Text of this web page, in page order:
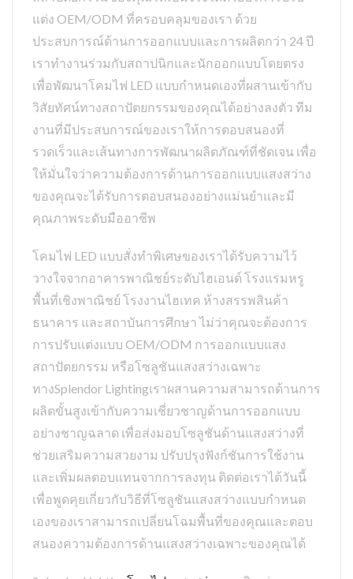
แต่ง OEM/ODM ที่ครอบคลุมของเรา ด้วย
ประสบการณ์ด้านการออกแบบและการผลิตกว่า 24 ปี
เราทำงานร่วมกับสถาปนิกและนักออกแบบโดยตรง
เพื่อพัฒนาโคมไฟ LED แบบกำหนดเองที่ผสานเข้ากับ
วิสัยทัศน์ทางสถาปัตยกรรมของคุณได้อย่างลงตัว ทีม
งานที่มีประสบการณ์ของเราให้การตอบสนองที่
รวดเร็วและเส้นทางการพัฒนาผลิตภัณฑ์ที่ชัดเจน เพื่อ
ให้มั่นใจว่าความต้องการด้านการออกแบบแสงสว่าง
ของคุณจะได้รับการตอบสนองอย่างแม่นยำและมี
คุณภาพระดับมืออาชีพ
โคมไฟ LED แบบสั่งทำพิเศษของเราได้รับความไว้
วางใจจากอาคารพาณิชย์ระดับไฮเอนด์ โรงแรมหรู
พื้นที่เชิงพาณิชย์ โรงงานไฮเทค ห้างสรรพสินค้า
ธนาคาร และสถาบันการศึกษา ไม่ว่าคุณจะต้องการ
การปรับแต่งแบบ OEM/ODM การออกแบบแสง
สถาปัตยกรรม หรือโซลูชันแสงสว่างเฉพาะ
ทางSplendor Lightingเราผสานความสามารถด้านการ
ผลิตขั้นสูงเข้ากับความเชี่ยวชาญด้านการออกแบบ
อย่างชาญฉลาด เพื่อส่งมอบโซลูชันด้านแสงสว่างที่
ช่วยเสริมความสวยงาม ปรับปรุงฟังก์ชันการใช้งาน
และเพิ่มผลตอบแทนจากการลงทุน ติดต่อเราได้วันนี้
เพื่อพูดคุยเกี่ยวกับวิธีที่โซลูชันแสงสว่างแบบกำหนด
เองของเราสามารถเปลี่ยนโฉมพื้นที่ของคุณและตอบ
สนองความต้องการด้านแสงสว่างเฉพาะของคุณได้